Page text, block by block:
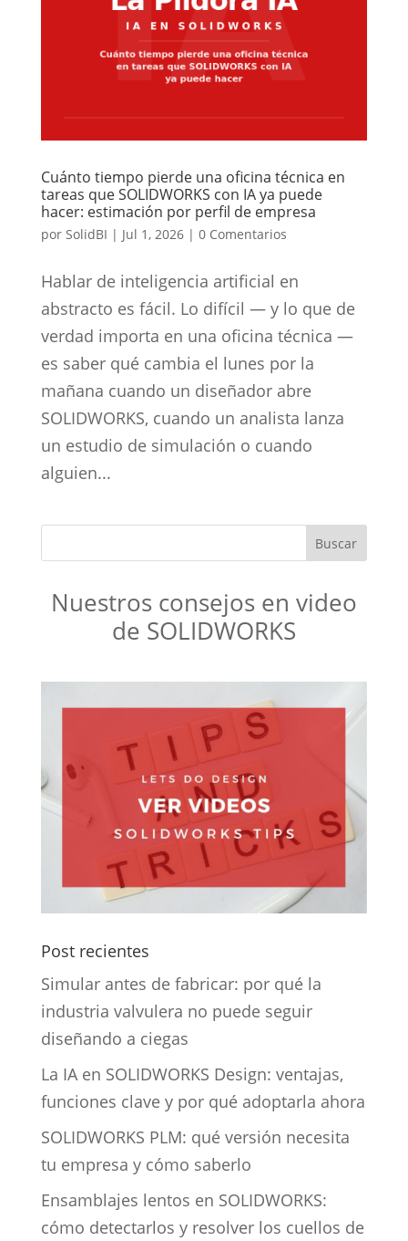
Cuánto tiempo pierde una oficina técnica en
tareas que SOLIDWORKS con IA ya puede
hacer: estimación por perfil de empresa
por SolidBI | Jul 1, 2026| 0 Comentarios
Hablar de inteligencia artificial en
abstracto es fácil. Lo difícil — y lo que de
verdad importa en una oficina técnica —
es saber qué cambia el lunes por la
mañana cuando un diseñador abre
SOLIDWORKS, cuando un analista lanza
un estudio de simulación o cuando
alguien...
Nuestros consejos en video
de SOLIDWORKS
Post recientes
Simular antes de fabricar: por qué la
industria valvulera no puede seguir
diseñando a ciegas
La IA en SOLIDWORKS Design: ventajas,
funciones clave y por qué adoptarla ahora
SOLIDWORKS PLM: qué versión necesita
tu empresa y cómo saberlo
Ensamblajes lentos en SOLIDWORKS:
cómo detectarlos y resolver los cuellos de